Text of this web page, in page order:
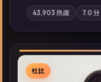
轴，一次普通通勤演
地域气质；站内亦可
展检索同类型高分佳
43,903 热度 7.0 分
杜比